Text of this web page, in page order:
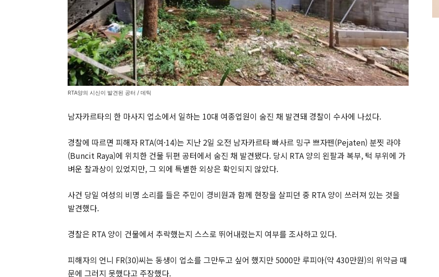
RTA양의 시신이 발견된 공터 / 데틱
남자카르타의 한 마사지 업소에서 일하는 10대 여종업원이 숨진 채 발견돼 경찰이 수사에 나섰다.
경찰에 따르면 피해자 RTA(여·14)는 지난 2일 오전 남자카르타 빠사르 밍구 쁘자뗀(Pejaten) 분찟 라야
(Buncit Raya)에 위치한 건물 뒤편 공터에서 숨진 채 발견됐다. 당시 RTA 양의 왼팔과 복부, 턱 부위에 가
벼운 찰과상이 있었지만, 그 외에 특별한 외상은 확인되지 않았다.
사건 당일 여성의 비명 소리를 들은 주민이 경비원과 함께 현장을 살피던 중 RTA 양이 쓰러져 있는 것을
발견했다.
경찰은 RTA 양이 건물에서 추락했는지 스스로 뛰어내렸는지 여부를 조사하고 있다.
피해자의 언니 FR(30)씨는 동생이 업소를 그만두고 싶어 했지만 5000만 루피아(약 430만원)의 위약금 때
문에 그러지 못했다고 주장했다.